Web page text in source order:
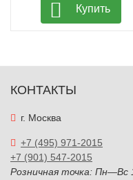
Купить
КОНТАКТЫ
г. Москва
+7 (495) 971-2015
+7 (901) 547-2015
Розничная точка: Пн—Вс